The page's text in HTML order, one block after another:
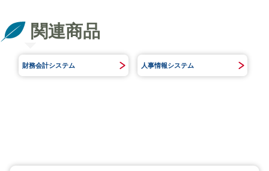
関連商品
財務会計システム 人事情報システム